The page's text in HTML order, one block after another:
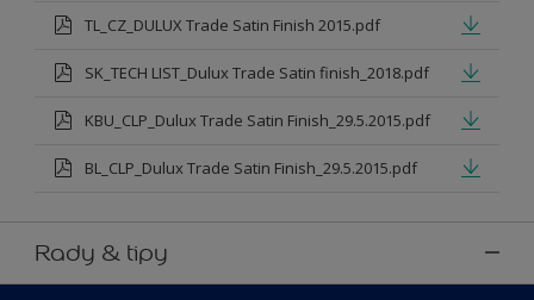
TL_CZ_DULUX Trade Satin Finish 2015.pdf
SK_TECH LIST_Dulux Trade Satin finish_2018.pdf
KBU_CLP_Dulux Trade Satin Finish_29.5.2015.pdf
BL_CLP_Dulux Trade Satin Finish_29.5.2015.pdf
Rady & tipy